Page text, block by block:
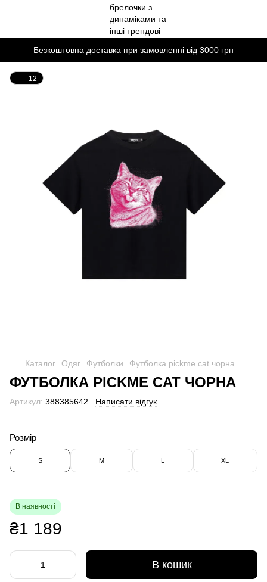
Безкоштовна доставка при замовленні від 3000 грн
12
Каталог Одяг Футболки Футболка pickme cat чорна
ФУТБОЛКА PICKME CAT ЧОРНА
Артикул: 388385642 Написати відгук
Розмір
S M L XL
В наявності
₴1 189
В кошик